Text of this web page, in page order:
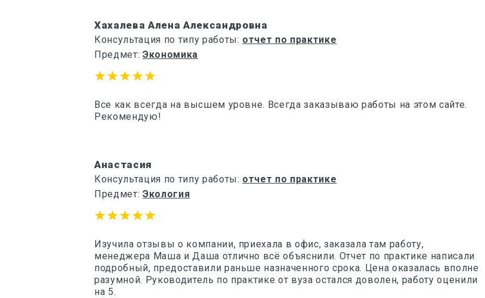
Хахалева Алена Александровна
Консультация по типу работы: отчет по практике
Предмет: Экономика
Все как всегда на высшем уровне. Всегда заказываю работы на этом сайте.
Рекомендую!
Анастасия
Консультация по типу работы: отчет по практике
Предмет: Экология
Изучила отзывы о компании, приехала в офис, заказала там работу,
менеджера Маша и Даша отлично всё объяснили. Отчет по практике написали
подробный, предоставили раньше назначенного срока. Цена оказалась вполне
разумной. Руководитель по практике от вуза остался доволен, работу оценили
на 5.